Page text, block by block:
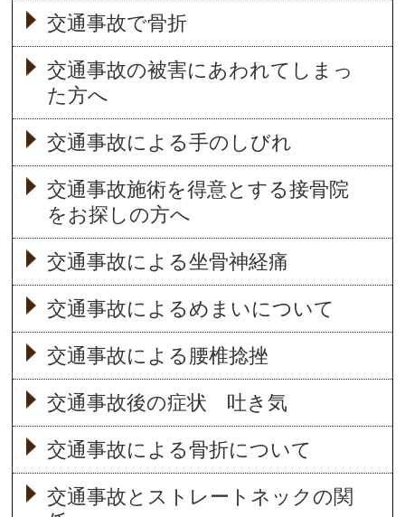
交通事故で骨折
交通事故の被害にあわれてしまっ
た方へ
交通事故による手のしびれ
交通事故施術を得意とする接骨院
をお探しの方へ
交通事故による坐骨神経痛
交通事故によるめまいについて
交通事故による腰椎捻挫
交通事故後の症状 吐き気
交通事故による骨折について
交通事故とストレートネックの関